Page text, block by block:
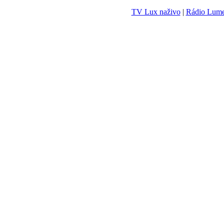
TV Lux naživo| Rádio